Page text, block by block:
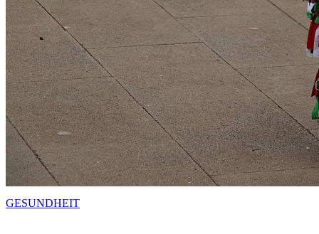
GESUNDHEIT